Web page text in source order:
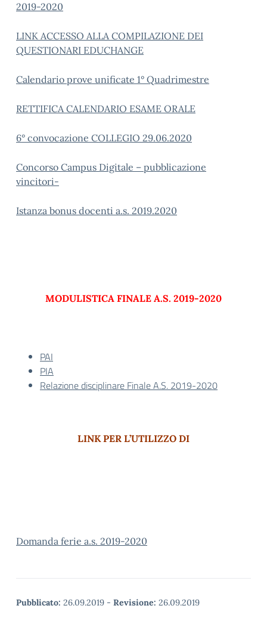
2019-2020
LINK ACCESSO ALLA COMPILAZIONE DEI
QUESTIONARI EDUCHANGE
Calendario prove unificate 1° Quadrimestre
RETTIFICA CALENDARIO ESAME ORALE
6° convocazione COLLEGIO 29.06.2020
Concorso Campus Digitale – pubblicazione
vincitori-
Istanza bonus docenti a.s. 2019.2020
MODULISTICA FINALE A.S. 2019-2020
PAI
PIA
Relazione disciplinare Finale A.S. 2019-2020
LINK PER L’UTILIZZO DI
Domanda ferie a.s. 2019-2020
Pubblicato: 26.09.2019 - Revisione: 26.09.2019